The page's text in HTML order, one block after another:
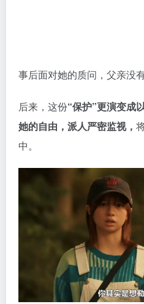
所以这次被绑架，对她而
但，姜终究是老的辣。
逃亡路上困难重重，她的父